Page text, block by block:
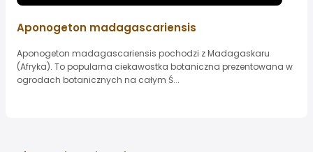
Aponogeton madagascariensis
Aponogeton madagascariensis pochodzi z Madagaskaru
(Afryka). To popularna ciekawostka botaniczna prezentowana w
ogrodach botanicznych na całym Ś...